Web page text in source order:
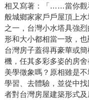
相又寫著：「……當你觀
般城鄉家家戶戶屋頂上
之一，台灣小水塔具強
形和大小都相當一致，
台灣房子蓋得再豪華或
機，任其多彩多姿的房
美學徵象嗎？原相雖是
學習、去體驗，並從中
者對台灣房屋建築形式